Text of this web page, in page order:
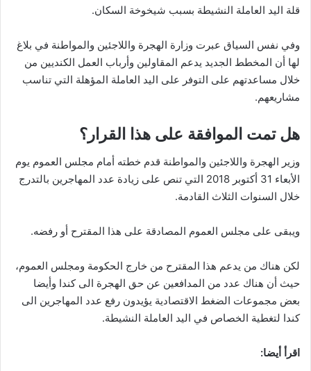
قلة اليد العاملة النشيطة بسبب شيخوخة السكان.
وفي نفس السياق عبرت وزارة الهجرة واللاجئين والمواطنة في بلاغ
لها أن المخطط الجديد يدعم المقاولين وأرباب العمل الكنديين من
خلال مساعدتهم على التوفر على اليد العاملة المؤهلة التي تناسب
مشاريعهم.
هل تمت الموافقة على هذا القرار؟
وزير الهجرة واللاجئين والمواطنة قدم خطته أمام مجلس العموم يوم
الأبعاء 31 أكتوبر 2018 التي تنص على زيادة عدد المهاجرين بالتدرج
خلال السنوات الثلاث القادمة.
ويبقى على مجلس العموم المصادقة على هذا المقترح أو رفضه.
لكن هناك من يدعم هذا المقترح من خارج الحكومة ومجلس العموم،
حيث أن هناك عدد من المدافعين عن حق الهجرة الى كندا وأيضا
بعض مجموعات الضغط الاقتصادية يؤيدون رفع عدد المهاجرين الى
كندا لتغطية الخصاص في اليد العاملة النشيطة.
اقرأ أيضا: